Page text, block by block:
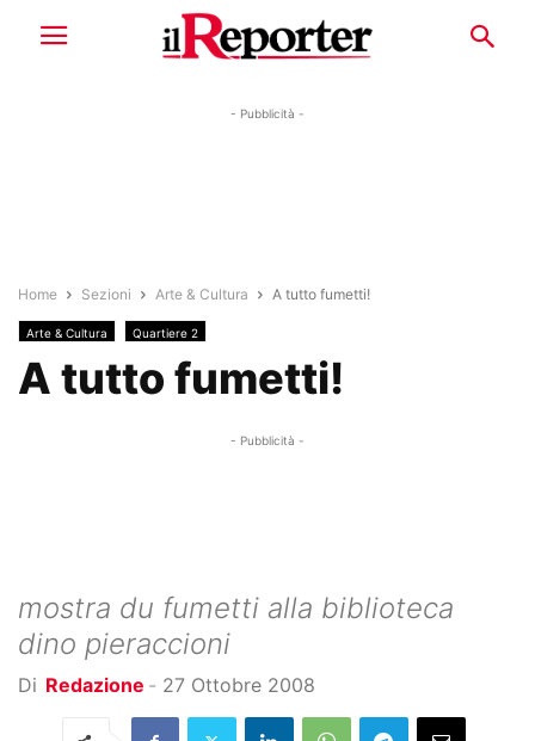
- Pubblicità -
Home Sezioni Arte & Cultura A tutto fumetti!
Arte & Cultura Quartiere 2
A tutto fumetti!
- Pubblicità -
mostra du fumetti alla biblioteca
dino pieraccioni
Di Redazione - 27 Ottobre 2008